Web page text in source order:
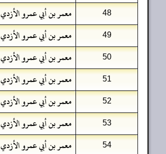
48 معمر بن أبي عمرو الأزدي
49 معمر بن أبي عمرو الأزدي
50 معمر بن أبي عمرو الأزدي
51 معمر بن أبي عمرو الأزدي
52 معمر بن أبي عمرو الأزدي
53 معمر بن أبي عمرو الأزدي
54 معمر بن أبي عمرو الأزدي